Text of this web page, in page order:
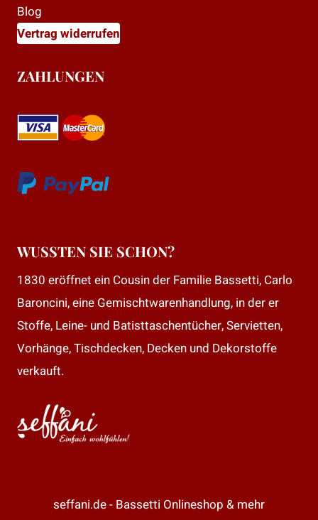
Blog
Vertrag widerrufen
ZAHLUNGEN
WUSSTEN SIE SCHON?
1830 eröffnet ein Cousin der Familie Bassetti, Carlo
Baroncini, eine Gemischtwarenhandlung, in der er
Stoffe, Leine- und Batisttaschentücher, Servietten,
Vorhänge, Tischdecken, Decken und Dekorstoffe
verkauft.
seffani.de - Bassetti Onlineshop & mehr